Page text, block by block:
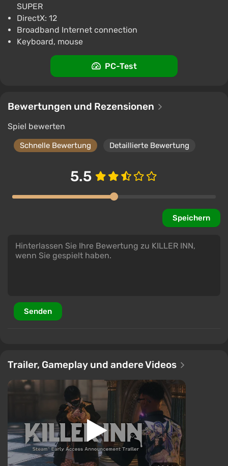
SUPER
DirectX: 12
Broadband Internet connection
Keyboard, mouse
PC-Test
Bewertungen und Rezensionen
Spiel bewerten
Schnelle Bewertung Detaillierte Bewertung
5.5
Speichern
Senden
Trailer, Gameplay und andere Videos